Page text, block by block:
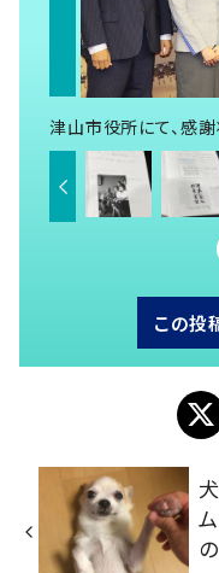
津山市役所にて、感
この投